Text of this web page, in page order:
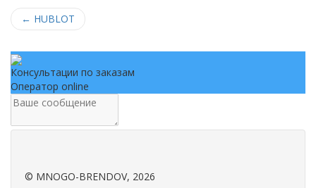
← HUBLOT
Консультации по заказам
Оператор online
© MNOGO-BRENDOV, 2026